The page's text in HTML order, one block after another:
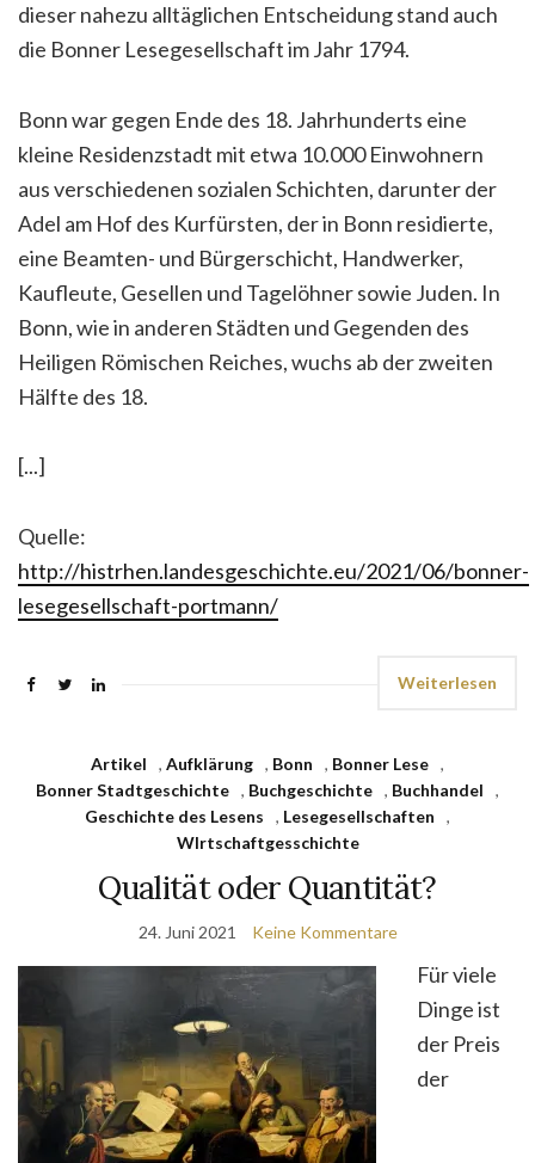
dieser nahezu alltäglichen Entscheidung stand auch
die Bonner Lesegesellschaft im Jahr 1794.
Bonn war gegen Ende des 18. Jahrhunderts eine
kleine Residenzstadt mit etwa 10.000 Einwohnern
aus verschiedenen sozialen Schichten, darunter der
Adel am Hof des Kurfürsten, der in Bonn residierte,
eine Beamten- und Bürgerschicht, Handwerker,
Kaufleute, Gesellen und Tagelöhner sowie Juden. In
Bonn, wie in anderen Städten und Gegenden des
Heiligen Römischen Reiches, wuchs ab der zweiten
Hälfte des 18.
[...]
Quelle:
http://histrhen.landesgeschichte.eu/2021/06/bonner-
lesegesellschaft-portmann/
Weiterlesen
Artikel , Aufklärung , Bonn , Bonner Lese ,
Bonner Stadtgeschichte , Buchgeschichte , Buchhandel
,
Geschichte des Lesens
, Lesegesellschaften
,
WIrtschaftgesschichte
Qualität oder Quantität?
24. Juni 2021 Keine Kommentare
Für viele
Dinge ist
der Preis
der